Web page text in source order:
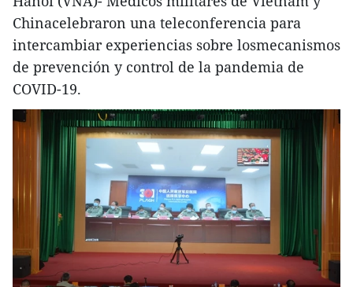
Chinacelebraron una teleconferencia para
intercambiar experiencias sobre losmecanismos
de prevención y control de la pandemia de
COVID-19.